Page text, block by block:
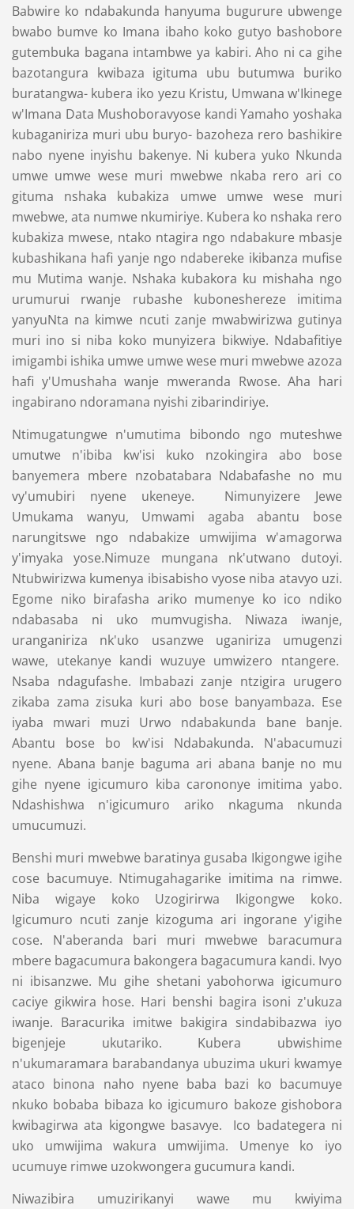
Babwire ko ndabakunda hanyuma bugurure ubwenge
bwabo bumve ko Imana ibaho koko gutyo bashobore
gutembuka bagana intambwe ya kabiri. Aho ni ca gihe
bazotangura kwibaza igituma ubu butumwa buriko
buratangwa- kubera iko yezu Kristu, Umwana w'Ikinege
w'Imana Data Mushoboravyose kandi Yamaho yoshaka
kubaganiriza muri ubu buryo- bazoheza rero bashikire
nabo nyene inyishu bakenye. Ni kubera yuko Nkunda
umwe umwe wese muri mwebwe nkaba rero ari co
gituma nshaka kubakiza umwe umwe wese muri
mwebwe, ata numwe nkumiriye. Kubera ko nshaka rero
kubakiza mwese, ntako ntagira ngo ndabakure mbasje
kubashikana hafi yanje ngo ndabereke ikibanza mufise
mu Mutima wanje. Nshaka kubakora ku mishaha ngo
urumurui rwanje rubashe kuboneshereze imitima
yanyuNta na kimwe ncuti zanje mwabwirizwa gutinya
muri ino si niba koko munyizera bikwiye. Ndabafitiye
imigambi ishika umwe umwe wese muri mwebwe azoza
hafi y'Umushaha wanje mweranda Rwose. Aha hari
ingabirano ndoramana nyishi zibarindiriye.
Ntimugatungwe n'umutima bibondo ngo muteshwe
umutwe n'ibiba kw'isi kuko nzokingira abo bose
banyemera mbere nzobatabara Ndabafashe no mu
vy'umubiri nyene ukeneye. Nimunyizere Jewe
Umukama wanyu, Umwami agaba abantu bose
narungitswe ngo ndabakize umwijima w'amagorwa
y'imyaka yose.Nimuze mungana nk'utwano dutoyi.
Ntubwirizwa kumenya ibisabisho vyose niba atavyo uzi.
Egome niko birafasha ariko mumenye ko ico ndiko
ndabasaba ni uko mumvugisha. Niwaza iwanje,
uranganiriza nk'uko usanzwe uganiriza umugenzi
wawe, utekanye kandi wuzuye umwizero ntangere.
Nsaba ndagufashe. Imbabazi zanje ntzigira urugero
zikaba zama zisuka kuri abo bose banyambaza. Ese
iyaba mwari muzi Urwo ndabakunda bane banje.
Abantu bose bo kw'isi Ndabakunda. N'abacumuzi
nyene. Abana banje baguma ari abana banje no mu
gihe nyene igicumuro kiba carononye imitima yabo.
Ndashishwa n'igicumuro ariko nkaguma nkunda
umucumuzi.
Benshi muri mwebwe baratinya gusaba Ikigongwe igihe
cose bacumuye. Ntimugahagarike imitima na rimwe.
Niba wigaye koko Uzogirirwa Ikigongwe koko.
Igicumuro ncuti zanje kizoguma ari ingorane y'igihe
cose. N'aberanda bari muri mwebwe baracumura
mbere bagacumura bakongera bagacumura kandi. Ivyo
ni ibisanzwe. Mu gihe shetani yabohorwa igicumuro
caciye gikwira hose. Hari benshi bagira isoni z'ukuza
iwanje. Baracurika imitwe bakigira sindabibazwa iyo
bigenjeje ukutariko. Kubera ubwishime
n'ukumaramara barabandanya ubuzima ukuri kwamye
ataco binona naho nyene baba bazi ko bacumuye
nkuko bobaba bibaza ko igicumuro bakoze gishobora
kwibagirwa ata kigongwe basavye. Ico badategera ni
uko umwijima wakura umwijima. Umenye ko iyo
ucumuye rimwe uzokwongera gucumura kandi.
Niwazibira umuzirikanyi wawe mu kwiyima